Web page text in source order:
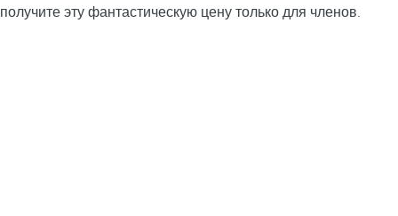
получите эту фантастическую цену только для членов.